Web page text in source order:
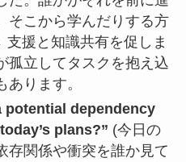
そこから学んだりする方
援と知識共有を促しま
孤立してタスクを抱え込
ります。
potential dependency
plans?” (今日の
存関係や衝突を誰か見て